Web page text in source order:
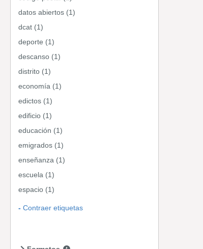
datos abiertos (1)
dcat (1)
deporte (1)
descanso (1)
distrito (1)
economía (1)
edictos (1)
edificio (1)
educación (1)
emigrados (1)
enseñanza (1)
escuela (1)
espacio (1)
Contraer etiquetas